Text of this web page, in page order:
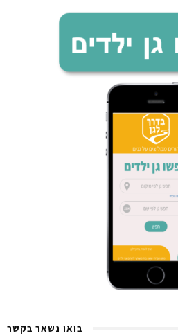
בואו נשאר בקשר